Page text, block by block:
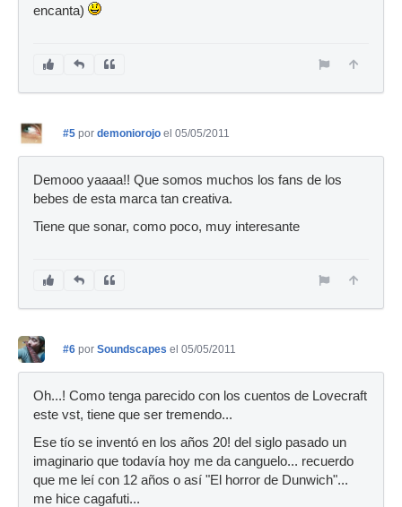
encanta)
#5 por demoniorojo el 05/05/2011
Demooo yaaaa!! Que somos muchos los fans de los
bebes de esta marca tan creativa.
Tiene que sonar, como poco, muy interesante
#6 por Soundscapes el 05/05/2011
Oh...! Como tenga parecido con los cuentos de Lovecraft
este vst, tiene que ser tremendo...
Ese tío se inventó en los años 20! del siglo pasado un
imaginario que todavía hoy me da canguelo... recuerdo
que me leí con 12 años o así "El horror de Dunwich"...
me hice cagafuti...